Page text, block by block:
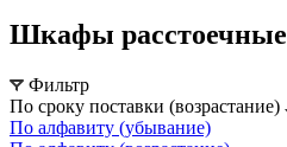
Шкафы расстоечные
Фильтр
По сроку поставки (возрастание)
По алфавиту (убывание)